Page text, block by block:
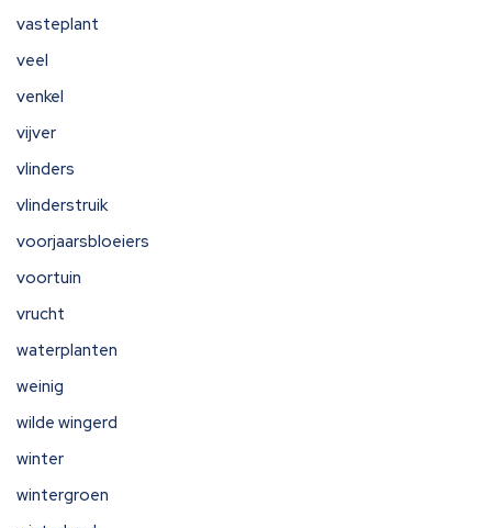
vasteplant
veel
venkel
vijver
vlinders
vlinderstruik
voorjaarsbloeiers
voortuin
vrucht
waterplanten
weinig
wilde wingerd
winter
wintergroen